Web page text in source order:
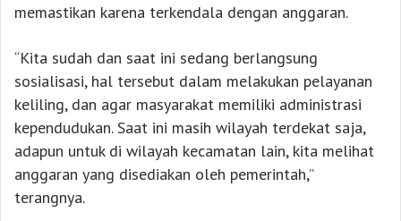
memastikan karena terkendala dengan anggaran.
“Kita sudah dan saat ini sedang berlangsung
sosialisasi, hal tersebut dalam melakukan pelayanan
keliling, dan agar masyarakat memiliki administrasi
kependudukan. Saat ini masih wilayah terdekat saja,
adapun untuk di wilayah kecamatan lain, kita melihat
anggaran yang disediakan oleh pemerintah,”
terangnya.